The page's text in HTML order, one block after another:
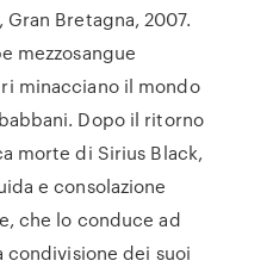
Bretagna, 2007.
mezzosangue
minacciano il mondo
Dopo il ritorno
morte di Sirius Black,
e consolazione
che lo conduce ad
condivisione dei suoi